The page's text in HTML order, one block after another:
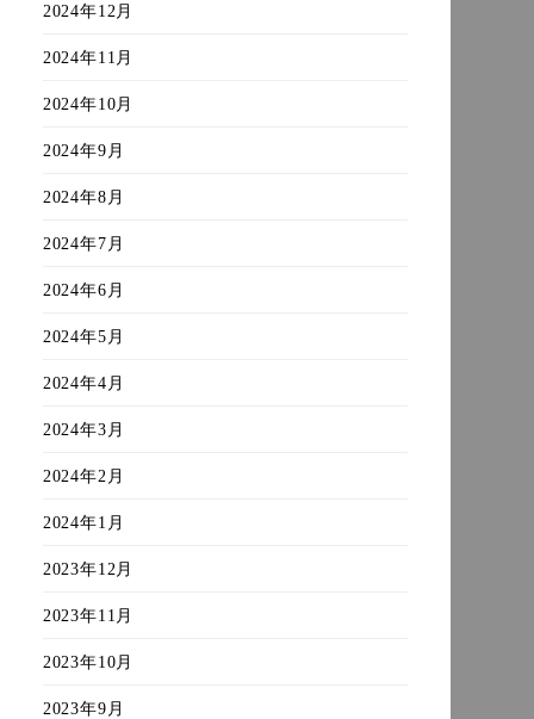
2024年12月
2024年11月
2024年10月
2024年9月
2024年8月
2024年7月
2024年6月
2024年5月
2024年4月
2024年3月
2024年2月
2024年1月
2023年12月
2023年11月
2023年10月
2023年9月